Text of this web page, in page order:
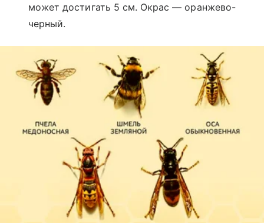
может достигать 5 см. Окрас — оранжево-
черный.